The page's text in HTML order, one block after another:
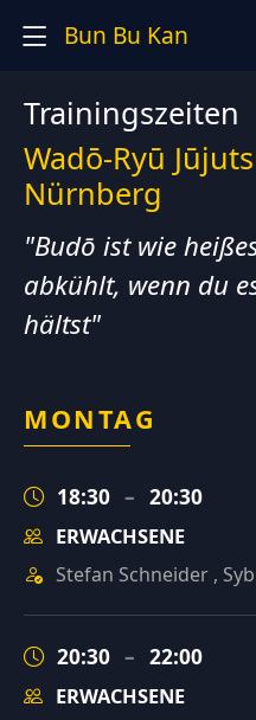
Bun Bu Kan
Trainingszeiten
Wadō‑Ryū
Nürnberg
"Budō ist wie
abkühlt, wenn du
hältst"
MONTAG
18:30 – 20:30
ERWACHSENE
Stefan Schneider ,
20:30 – 22:00
ERWACHSENE